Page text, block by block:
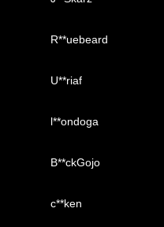
R**uebeard
U**riaf
l**ondoga
B**ckGojo
c**ken